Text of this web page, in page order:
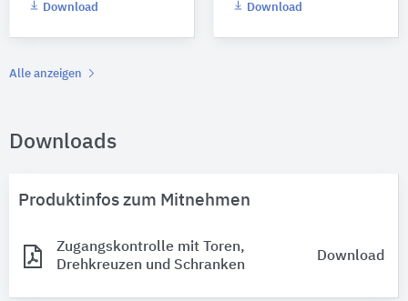
Download
Download
Alle anzeigen
Downloads
Produktinfos zum Mitnehmen
Zugangskontrolle mit Toren,
Drehkreuzen und Schranken
Download